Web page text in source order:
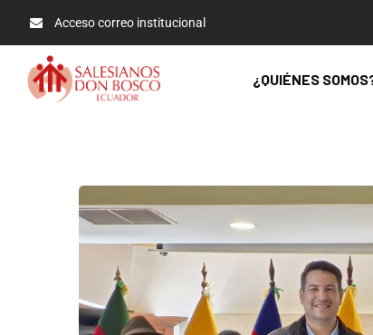
Acceso correo institucional
¿QUIÉNES